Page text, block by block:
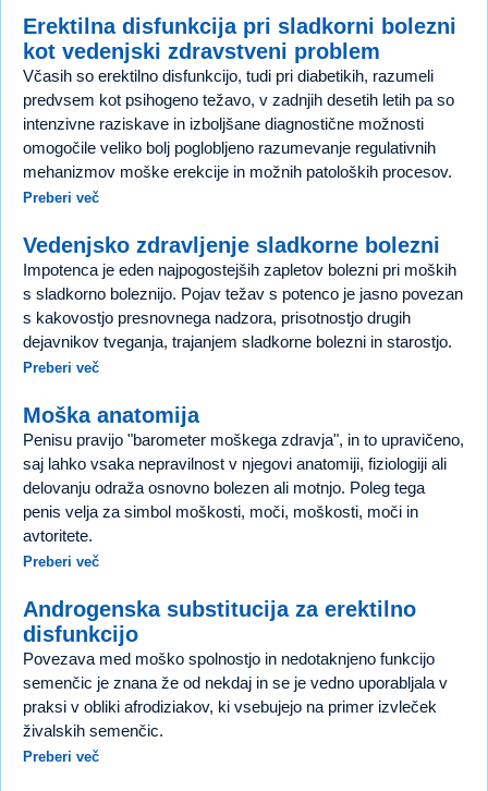
Erektilna disfunkcija pri sladkorni bolezni
kot vedenjski zdravstveni problem
Včasih so erektilno disfunkcijo, tudi pri diabetikih, razumeli
predvsem kot psihogeno težavo, v zadnjih desetih letih pa so
intenzivne raziskave in izboljšane diagnostične možnosti
omogočile veliko bolj poglobljeno razumevanje regulativnih
mehanizmov moške erekcije in možnih patoloških procesov.
Preberi več
Vedenjsko zdravljenje sladkorne bolezni
Impotenca je eden najpogostejših zapletov bolezni pri moških
s sladkorno boleznijo. Pojav težav s potenco je jasno povezan
s kakovostjo presnovnega nadzora, prisotnostjo drugih
dejavnikov tveganja, trajanjem sladkorne bolezni in starostjo.
Preberi več
Moška anatomija
Penisu pravijo "barometer moškega zdravja", in to upravičeno,
saj lahko vsaka nepravilnost v njegovi anatomiji, fiziologiji ali
delovanju odraža osnovno bolezen ali motnjo. Poleg tega
penis velja za simbol moškosti, moči, moškosti, moči in
avtoritete.
Preberi več
Androgenska substitucija za erektilno
disfunkcijo
Povezava med moško spolnostjo in nedotaknjeno funkcijo
semenčic je znana že od nekdaj in se je vedno uporabljala v
praksi v obliki afrodiziakov, ki vsebujejo na primer izvleček
živalskih semenčic.
Preberi več